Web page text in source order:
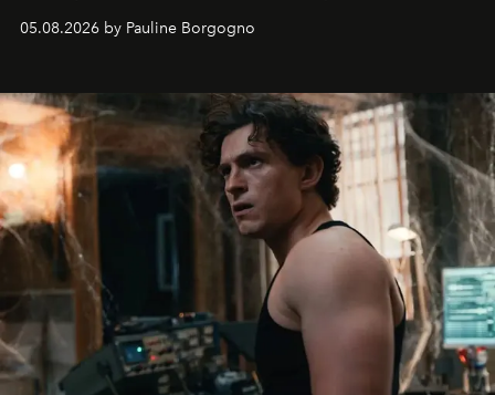
05.08.2026 by Pauline Borgogno